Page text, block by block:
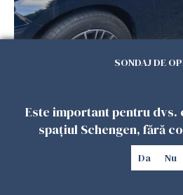
Româncă din Italia,
singuri în casă pentru a
SONDAJ DE
Este important pentru
spațiul Schengen, fără
Da Nu